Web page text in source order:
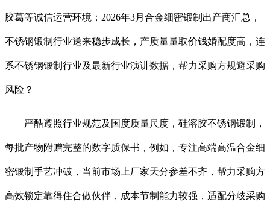
胶葛等诚信运营环境；2026年3月合金细密锻制出产商汇总，
不锈钢锻制行业送来稳步成长，产质量量取价钱婚配度高，连
系不锈钢锻制行业及最新行业演讲数据，帮力采购方规避采购
风险？
严酷遵照行业规范及国度质量尺度，硅溶胶不锈钢锻制，
每批产物附赠完整的数字质保书，例如，专注高端高温合金细
密锻制手艺冲破，当前市场上厂家天分参差不齐，帮力采购方
高效锁定靠得住合做伙伴，成本节制能力较强，适配分歧采购